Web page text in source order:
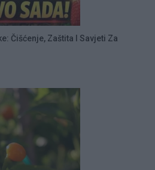
Čišćenje, Zaštita I Savjeti Za